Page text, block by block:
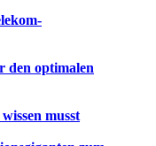
den optimalen
musst